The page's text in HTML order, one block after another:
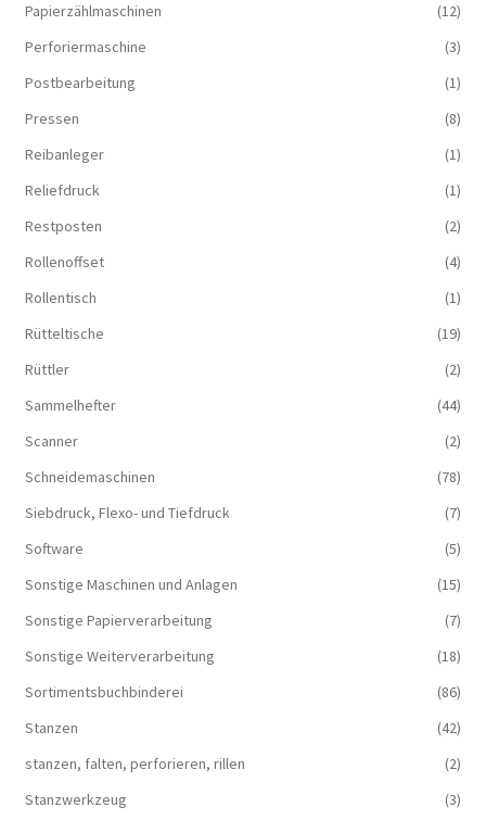
Papierzählmaschinen
(12)
Perforiermaschine
(3)
Postbearbeitung
(1)
Pressen
(8)
Reibanleger
(1)
Reliefdruck
(1)
Restposten
(2)
Rollenoffset
(4)
Rollentisch
(1)
Rütteltische
(19)
Rüttler
(2)
Sammelhefter
(44)
Scanner
(2)
Schneidemaschinen
(78)
Siebdruck, Flexo- und Tiefdruck
(7)
Software
(5)
Sonstige Maschinen und Anlagen
(15)
Sonstige Papierverarbeitung
(7)
Sonstige Weiterverarbeitung
(18)
Sortimentsbuchbinderei
(86)
Stanzen
(42)
stanzen, falten, perforieren, rillen
(2)
Stanzwerkzeug
(3)